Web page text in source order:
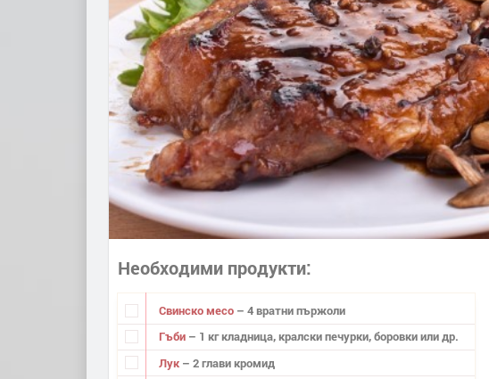
Необходими продукти
Свинско месо – 4 вратни пържоли
Гъби – 1 кг кладница, кралски печурки, боровки или др.
Лук – 2 глави кромид